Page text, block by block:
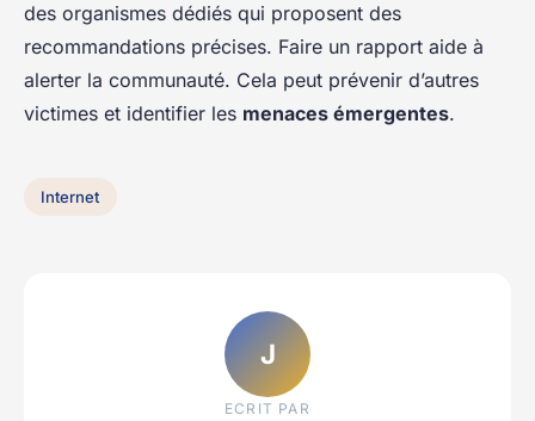
des organismes dédiés qui proposent des
recommandations précises. Faire un rapport aide à
alerter la communauté. Cela peut prévenir d’autres
victimes et identifier les menaces émergentes.
Internet
J
ECRIT PAR